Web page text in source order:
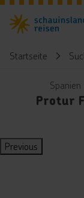
Startseite
Protur
Previous